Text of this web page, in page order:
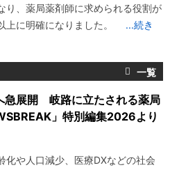
り、薬局薬剤師に求められる役割が
上に明確になりました。
...続き
急展開 岐路に立たされる薬局
」特別編集2026より
化や人口減少、医療DXなどの社会